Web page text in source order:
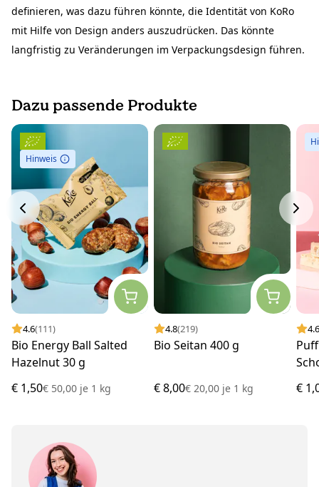
definieren, was dazu führen könnte, die Identität von KoRo
mit Hilfe von Design anders auszudrücken. Das könnte
langfristig zu Veränderungen im Verpackungsdesign führen.
Dazu passende Produkte
Hinweis
4.6(111)
Bio Energy Ball Salted
Hazelnut 30 g
€ 1,50€ 50,00 je 1 kg
4.8(219)
Bio Seitan 400 g
€ 8,00€ 20,00 je 1 kg
4.6
€